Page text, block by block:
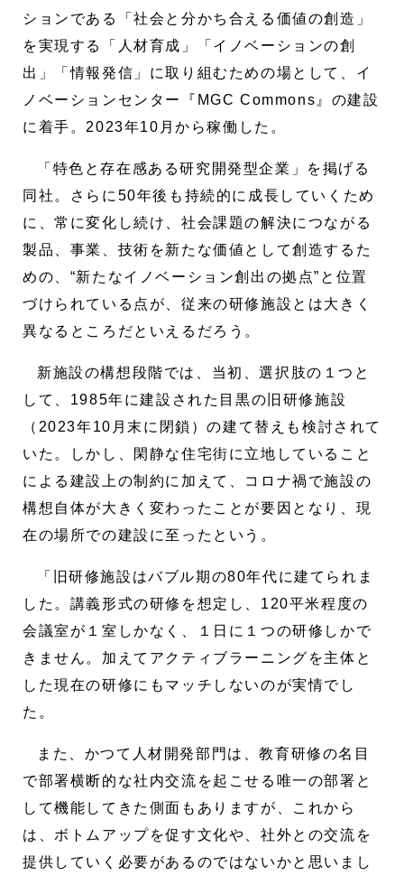
ションである「社会と分かち合える価値の創造」
を実現する「人材育成」「イノベーションの創
出」「情報発信」に取り組むための場として、イ
ノベーションセンター『MGC Commons』の建設
に着手。2023年10月から稼働した。
「特色と存在感ある研究開発型企業」を掲げる
同社。さらに50年後も持続的に成長していくため
に、常に変化し続け、社会課題の解決につながる
製品、事業、技術を新たな価値として創造するた
めの、“新たなイノベーション創出の拠点”と位置
づけられている点が、従来の研修施設とは大きく
異なるところだといえるだろう。
新施設の構想段階では、当初、選択肢の１つと
して、1985年に建設された目黒の旧研修施設
（2023年10月末に閉鎖）の建て替えも検討されて
いた。しかし、閑静な住宅街に立地していること
による建設上の制約に加えて、コロナ禍で施設の
構想自体が大きく変わったことが要因となり、現
在の場所での建設に至ったという。
「旧研修施設はバブル期の80年代に建てられま
した。講義形式の研修を想定し、120平米程度の
会議室が１室しかなく、１日に１つの研修しかで
きません。加えてアクティブラーニングを主体と
した現在の研修にもマッチしないのが実情でし
た。
また、かつて人材開発部門は、教育研修の名目
で部署横断的な社内交流を起こせる唯一の部署と
して機能してきた側面もありますが、これから
は、ボトムアップを促す文化や、社外との交流を
提供していく必要があるのではないかと思いまし